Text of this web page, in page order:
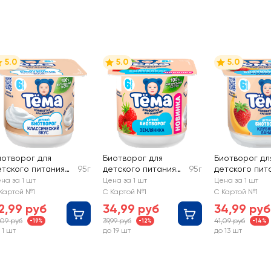
5.0
для
питания
Классический
без змж
95г
за 1 шт
№1
руб
руб -19%
1 шт
5.0
Биотворог для
детского питания
ТЕМА Земляника 4%,
без змж
95г
Цена за 1 шт
С Картой №1
34,99 руб
39,99 руб -12%
до 19 шт
5.0
Биотворог
детского
ТЕМА с
бананом 4%,
Цена за 1 шт
С Картой №1
34,99 руб
41,09 руб -14%
до 13 шт